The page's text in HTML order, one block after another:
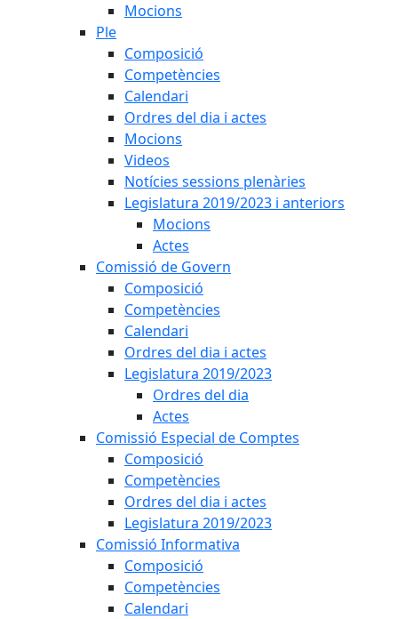
Mocions
Ple
Composició
Competències
Calendari
Ordres del dia i actes
Mocions
Videos
Notícies sessions plenàries
Legislatura 2019/2023 i anteriors
Mocions
Actes
Comissió de Govern
Composició
Competències
Calendari
Ordres del dia i actes
Legislatura 2019/2023
Ordres del dia
Actes
Comissió Especial de Comptes
Composició
Competències
Ordres del dia i actes
Legislatura 2019/2023
Comissió Informativa
Composició
Competències
Calendari